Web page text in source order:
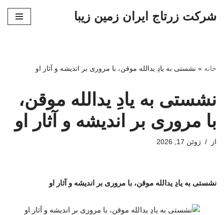
شرکت زرتاج ایران زمین زیبا
خانه » نشستی به یادِ یدالله موقن، با مروری بر اندیشه و آثار او
نشستی به یادِ یدالله موقن،
با مروری بر اندیشه و آثار او
از ژوئن 17, 2026
نشستی به یادِ یدالله موقن، با مروری بر اندیشه و آثار او